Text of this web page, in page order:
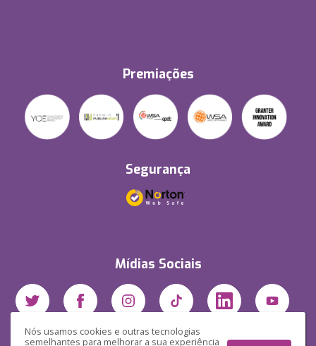
Nós usamos cookies e outras tecnologias
semelhantes para melhorar a sua experiência
Premiações
Segurança
Mídias Sociais